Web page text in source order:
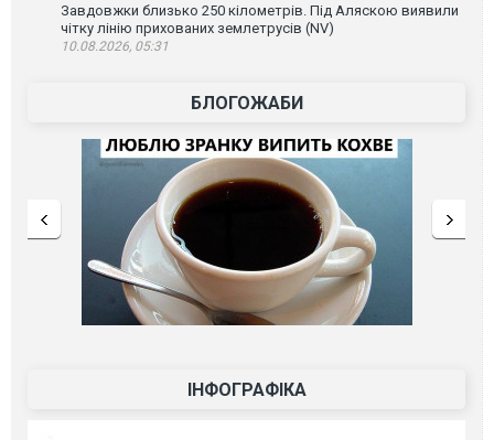
Завдовжки близько 250 кілометрів. Під Аляскою виявили
чітку лінію прихованих землетрусів (NV)
10.08.2026, 05:31
БЛОГОЖАБИ
ІНФОГРАФІКА